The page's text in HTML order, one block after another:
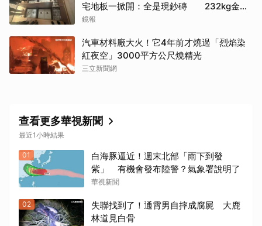
宅地板一掀開：全是現鈔磚 232kg金山
震撼影像曝
鏡報
汽車材料廠大火！它4年前才燒過「烈焰染
紅夜空」3000平方公尺燒精光
三立新聞網
查看更多華視新聞
最近1小時結果
01
白海豚逼近！週末北部「雨下到發
紫」 有機會發布陸警？氣象署說明了
華視新聞
02
失聯找到了！通霄男自摔成腐屍 大鹿
林道見白骨